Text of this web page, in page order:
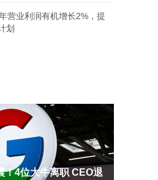
营业利润有机增长2%，提
划
！4位大牛离职 CEO退